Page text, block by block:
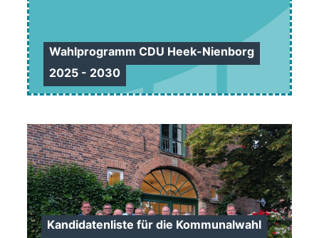
Wahlprogramm CDU Heek-Nienborg
2025 - 2030
Kandidatenliste für die Kommunalwahl